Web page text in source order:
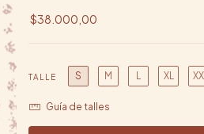
$38.000,00
TALLE S M L XL
Guía de talles